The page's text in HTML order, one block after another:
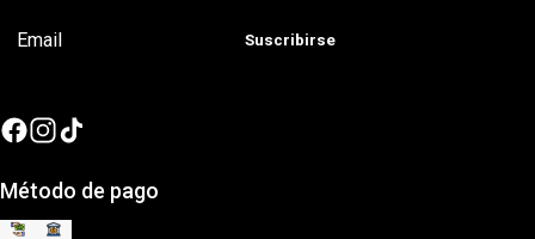
Suscribirse
Método de pago